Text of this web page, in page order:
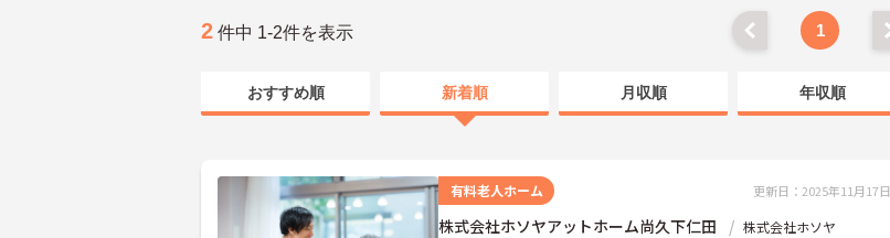
2 件中 1-2件を表示 1
おすすめ順 新着順 月収順 年収順
有料老人ホーム 更新日：2025年11月17日
株式会社ホソヤアットホーム尚久下仁田 株式会社ホソヤ